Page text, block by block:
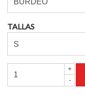
TALLAS
+
-